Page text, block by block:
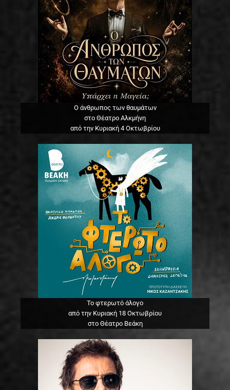
Ο άνθρωπος των θαυμάτων
στο Θέατρο Αλκμήνη
από την Κυριακή 4 Οκτωβρίου
Το φτερωτό άλογο
από την Κυριακή 18 Οκτωβρίου
στο Θέατρο Βεάκη